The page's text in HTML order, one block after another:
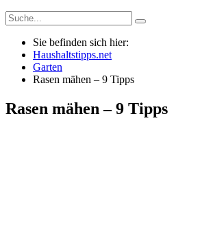
Sie befinden sich hier:
Haushaltstipps.net
Garten
Rasen mähen – 9 Tipps
Rasen mähen – 9 Tipps